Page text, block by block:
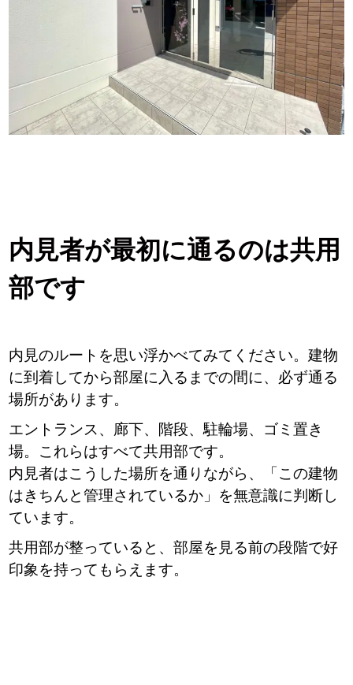
内見者が最初に通るのは共用
部です
内見のルートを思い浮かべてみてください。建物
に到着してから部屋に入るまでの間に、必ず通る
場所があります。
エントランス、廊下、階段、駐輪場、ゴミ置き
場。これらはすべて共用部です。
内見者はこうした場所を通りながら、「この建物
はきちんと管理されているか」を無意識に判断し
ています。
共用部が整っていると、部屋を見る前の段階で好
印象を持ってもらえます。